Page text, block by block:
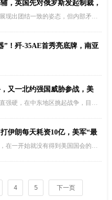
，英国先对俄罗斯发起制裁，
出现裂痕！
现出团结一致的姿态，但内部矛盾
露，可能导致支持乌克兰的力度不
强权与和平之间找到一条可行的
”！歼-35AE首秀亮底牌，南亚
又一北约强国威胁参战，美
制人
强硬，在中东地区挑起战争，目前
列还不停手，已经引发不小的反
国威胁参战。
伊朗每天耗资10亿，美军“最
在一开始就没有得到美国国会的授
到国会的授权和认可后再展开对伊
4 5 下一页